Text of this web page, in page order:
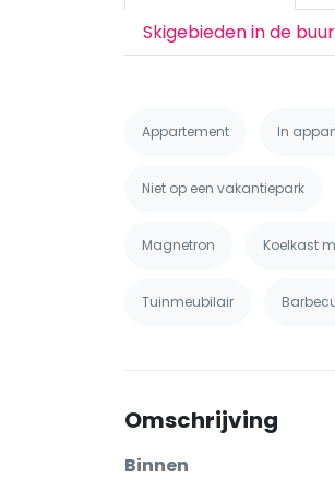
Skigebieden in de
Appartement In
Niet op een vakantiepark
Magnetron Koelkast
Tuinmeubilair
Omschrijving
Binnen